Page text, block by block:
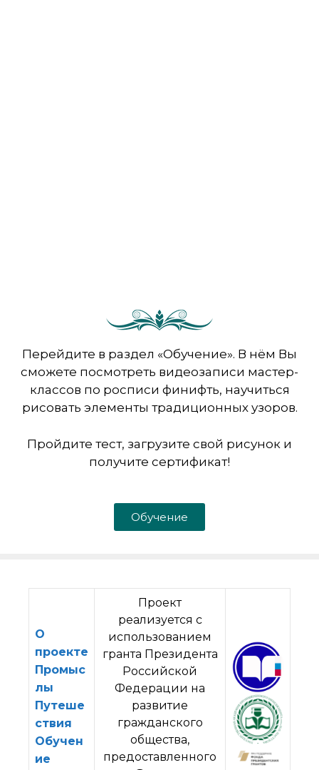
Перейдите в раздел «Обучение». В нём Вы
сможете посмотреть видеозаписи мастер-
классов по росписи финифть, научиться
рисовать элементы традиционных узоров.
Пройдите тест, загрузите свой рисунок и
получите сертификат!
Обучение
О
проекте
Промыс
лы
Путеше
ствия
Обучен
ие
Проект
реализуется с
использованием
гранта Президента
Российской
Федерации на
развитие
гражданского
общества,
предоставленного